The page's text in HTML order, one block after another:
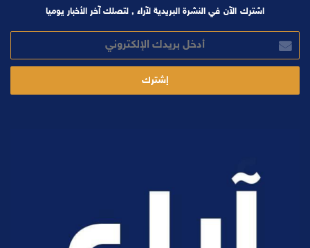
اشترك الآن في النشرة البريدية لآراء , لتصلك آخر الأخبار يوميا
بريدك
الإلكتروني